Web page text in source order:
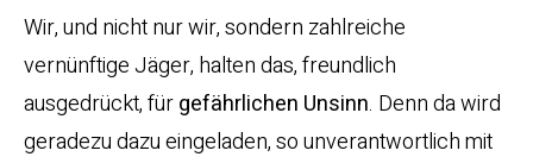
Wir, und nicht nur wir, sondern zahlreiche
vernünftige Jäger, halten das, freundlich
ausgedrückt, fürgefährlichen Unsinn. Denn da wird
geradezu dazu eingeladen, so unverantwortlich mit